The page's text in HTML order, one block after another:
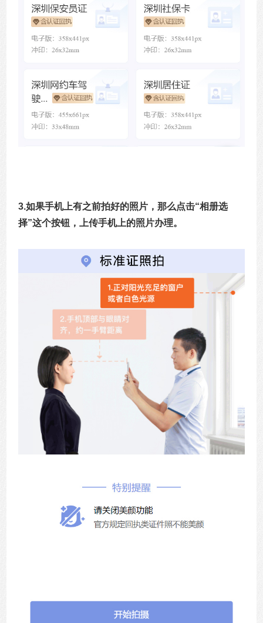
3.如果手机上有之前拍好的照片，那么点击“相册选
择”这个按钮，上传手机上的照片办理。